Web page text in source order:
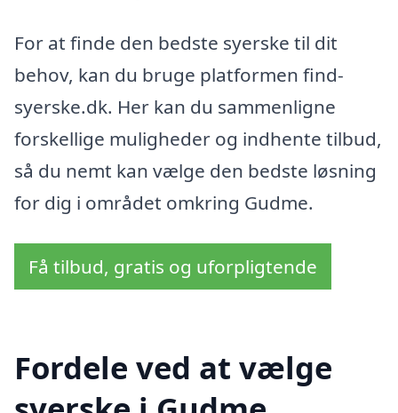
For at finde den bedste syerske til dit
behov, kan du bruge platformen find-
syerske.dk. Her kan du sammenligne
forskellige muligheder og indhente tilbud,
så du nemt kan vælge den bedste løsning
for dig i området omkring Gudme.
Få tilbud, gratis og uforpligtende
Fordele ved at vælge